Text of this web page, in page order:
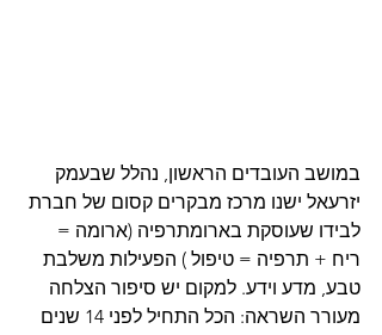
במושב העובדים הראשון, נהלל שבעמק
יזרעאל ישנו מרכז מבקרים קסום של חברת
לבידו שעוסקת בארומתרפיה (ארומה =
ריח + תרפיה = טיפול ) הפעילות משלבת
טבע, מדע וידע. למקום יש סיפור הצלחה
מעורר השראה: הכל התחיל לפני 14 שנים